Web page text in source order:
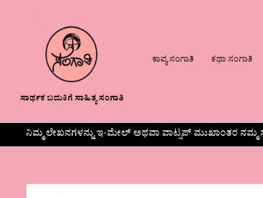
ಸಾರ್ಥಕ ಬದುಕಿಗೆ ಸಾಹಿತ್ಯ ಸಂಗಾತಿ
ಕಾವ್ಯ ಸಂಗಾತಿ ಕಥಾ ಸಂಗಾತಿ
ನಿಮ್ಮ ಲೇಖನಗಳನ್ನು ಇ-ಮೇಲ್ ಅಥವಾ ವಾಟ್ಸಪ್ ಮುಖಾಂತರ